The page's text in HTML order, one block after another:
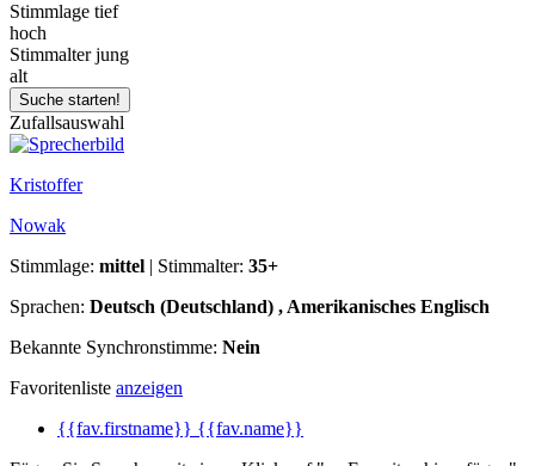
Stimmlage tief
hoch
Stimmalter jung
alt
Zufallsauswahl
Kristoffer
Nowak
Stimmlage: mittel | Stimmalter: 35+
Sprachen: Deutsch (Deutschland) , Amerikanisches Englisch
Bekannte Synchronstimme: Nein
Favoritenliste anzeigen
{{fav.firstname}} {{fav.name}}